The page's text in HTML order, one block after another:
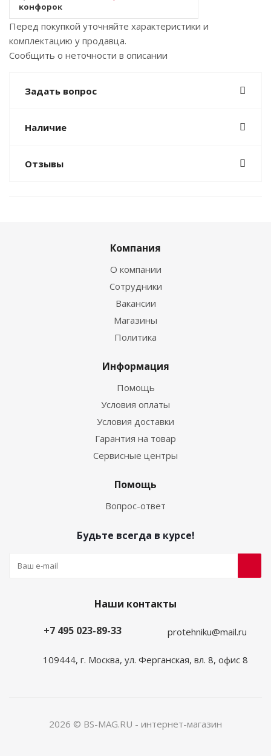
конфорок
Перед покупкой уточняйте характеристики и
комплектацию у продавца.
Сообщить о неточности в описании
Задать вопрос
Наличие
Отзывы
Компания
О компании
Сотрудники
Вакансии
Магазины
Политика
Информация
Помощь
Условия оплаты
Условия доставки
Гарантия на товар
Сервисные центры
Помощь
Вопрос-ответ
Будьте всегда в курсе!
Наши контакты
+7 495 023-89-33
protehniku@mail.ru
109444, г. Москва, ул. Ферганская, вл. 8, офис 8
2026 © BS-MAG.RU - интернет-магазин